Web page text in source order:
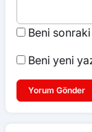
Beni
Beni yeni
Yorum Gönder